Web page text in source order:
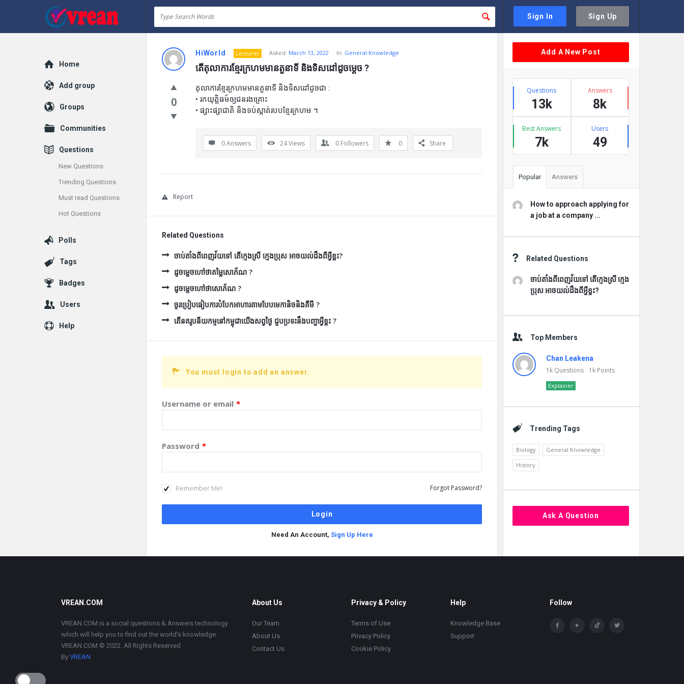
Sign In Sign Up
vrean.com
HiWorld Lecturer Asked: March 13, 2022 In: General Knowledge
តើតុលាការខ្មែរក្រហមមានតួនាទី និងទិសដៅដូចម្តេច ?
0
តុលាការខ្មែរក្រហមមានតួនាទី និងទិសដៅដូចជា :
• រកយុត្តិធម៍ឲ្យជនរងគ្រោះ
• ផ្សាះផ្សាជាតិ និងទប់ស្កាត់របបខ្មែរក្រហម ។
0 Answers 24Views 0 Followers 0 Share
Report
Related Questions
ចាប់តាំងពីពេញវ័យទៅ តើក្មេងស្រី ក្មេងប្រុស អាចយល់ដឹងពីអ្វីខ្លះ?
ដូចម្ដេចហៅថាតម្លៃសោភ័ណ ?
ដូចម្ដេចហៅថាសោភ័ណ ?
ចូរប្រៀបធៀបការបំបែកអាហារតាមបែបមេកានិចនិងគីមី ?
តើនគរូបនីយកម្មនៅកម្ពុជាយើងសព្វថ្ងៃ ជួបប្រទះនឹងបញ្ហាអ្វីខ្លះ ?
You must login to add an answer.
Username or email *
Password *
Remember Me! Forgot Password?
Need An Account, Sign Up Here
Sidebar
Add A New Post
Stats
Questions
13k
Answers
8k
Best Answers
7k
Users
49
Popular Answers
How to approach applying for
a job at a company ...
Related Questions
ចាប់តាំងពីពេញវ័យទៅ តើក្មេងស្រី ក្មេង
ប្រុស អាចយល់ដឹងពីអ្វីខ្លះ?
Top Members
Chan Leakena
1k Questions 1k Points
Explainer
Trending Tags
Biology
General Knowledge
History
Ask A Question
Explore
Home
Add group
Groups
Communities
Questions
New Questions
Trending Questions
Must read Questions
Hot Questions
Polls
Tags
Badges
Users
Help
Footer
VREAN.COM
VREAN.COM is a social questions & Answers technology
which will help you to find out the world's knowledge.
VREAN.COM © 2022. All Rights Reserved
By VREAN
About Us
Our Team
About Us
Contact Us
Privacy & Policy
Terms of Use
Privacy Policy
Cookie Policy
Help
Knowledge Base
Support
Follow